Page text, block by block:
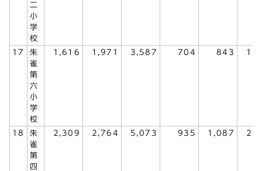
二
小
学
校
17
朱
雀
第
六
小
学
校
1,616 1,971 3,587 704 843
18
朱
雀
第
四
2,309 2,764 5,073 935 1,087